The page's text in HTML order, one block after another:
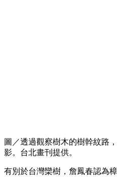
圖／透過觀察樹木的樹幹紋路
影。台北畫刊提供。
有別於台灣欒樹，詹鳳春認為